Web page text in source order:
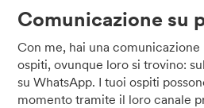
Comunicazione su
Con me, hai una
ospiti, ovunque loro si trovino:
su WhatsApp. I tuoi ospiti
momento tramite il loro canale